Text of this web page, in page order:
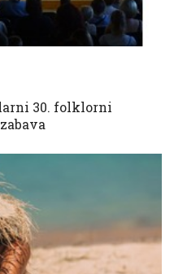
30. folklorni